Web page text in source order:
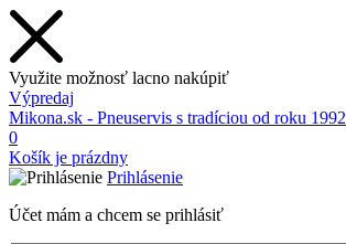
Využite možnosť lacno nakúpiť
Výpredaj
Mikona.sk - Pneuservis s tradíciou od roku 1992
0
Košík je prázdny
Prihlásenie
Účet mám a chcem se prihlásiť